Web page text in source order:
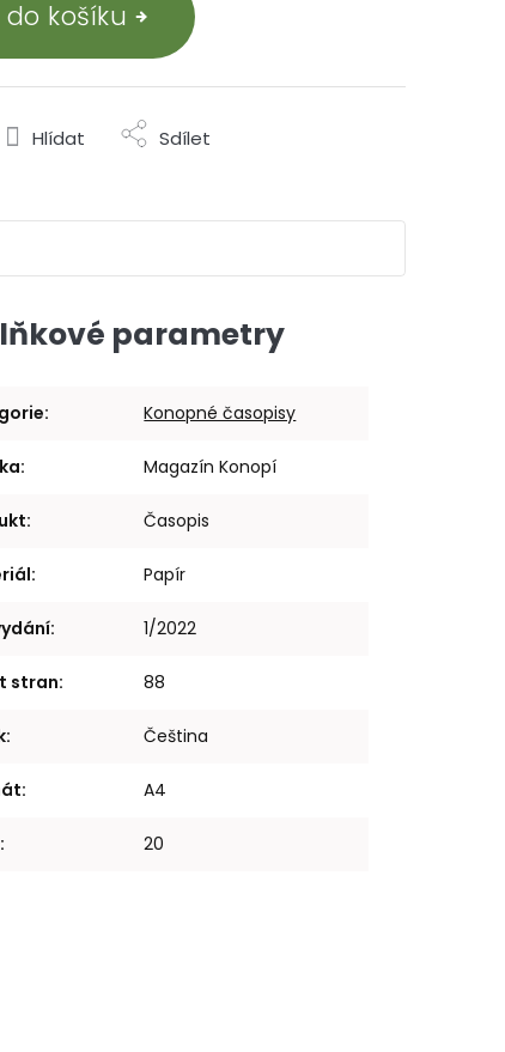
košíku
Hlídat Sdílet
parametry
: Konopné časopisy
: Magazín Konopí
: Časopis
: Papír
: 1/2022
stran: 88
: Čeština
: A4
: 20